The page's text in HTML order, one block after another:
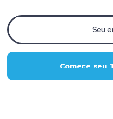
Comece seu